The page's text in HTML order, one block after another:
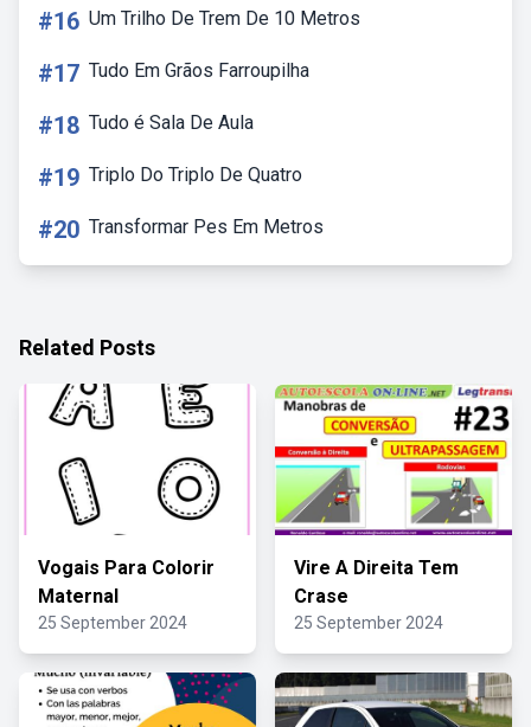
#16 Um Trilho De Trem De 10 Metros
#17 Tudo Em Grãos Farroupilha
#18 Tudo é Sala De Aula
#19 Triplo Do Triplo De Quatro
#20 Transformar Pes Em Metros
Related Posts
Vogais Para Colorir
Maternal
25 September 2024
Vire A Direita Tem
Crase
25 September 2024